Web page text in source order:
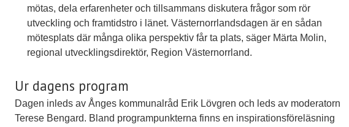
mötas, dela erfarenheter och tillsammans diskutera frågor som rör
utveckling och framtidstro i länet. Västernorrlandsdagen är en sådan
mötesplats där många olika perspektiv får ta plats, säger Märta Molin,
regional utvecklingsdirektör, Region Västernorrland.
Ur dagens program
Dagen inleds av Ånges kommunalråd Erik Lövgren och leds av moderatorn
Terese Bengard. Bland programpunkterna finns en inspirationsföreläsning